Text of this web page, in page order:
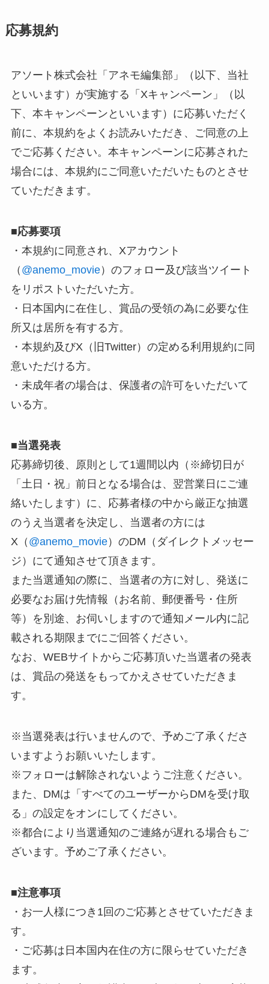
応募規約
アソート株式会社「アネモ編集部」（以下、当社
といいます）が実施する「Xキャンペーン」（以
下、本キャンペーンといいます）に応募いただく
前に、本規約をよくお読みいただき、ご同意の上
でご応募ください。本キャンペーンに応募された
場合には、本規約にご同意いただいたものとさせ
ていただきます。
■応募要項
・本規約に同意され、Xアカウント
（ @anemo_movie）のフォロー及び該当ツイート
をリポストいただいた方。
・日本国内に在住し、賞品の受領の為に必要な住
所又は居所を有する方。
・本規約及びX（旧Twitter）の定める利用規約に同
意いただける方。
・未成年者の場合は、保護者の許可をいただいて
いる方。
■当選発表
応募締切後、原則として1週間以内（※締切日が
「土日・祝」前日となる場合は、翌営業日にご連
絡いたします）に、応募者様の中から厳正な抽選
のうえ当選者を決定し、当選者の方には
X（ @anemo_movie）のDM（ダイレクトメッセー
ジ）にて通知させて頂きます。
また当選通知の際に、当選者の方に対し、発送に
必要なお届け先情報（お名前、郵便番号・住所
等）を別途、お伺いしますので通知メール内に記
載される期限までにご回答ください。
なお、WEBサイトからご応募頂いた当選者の発表
は、賞品の発送をもってかえさせていただきま
す。
※当選発表は行いませんので、予めご了承くださ
いますようお願いいたします。
※フォローは解除されないようご注意ください。
また、DMは「すべてのユーザーからDMを受け取
る」の設定をオンにしてください。
※都合により当選通知のご連絡が遅れる場合もご
ざいます。予めご了承ください。
■注意事項
・お一人様につき1回のご応募とさせていただきま
す。
・ご応募は日本国内在住の方に限らせていただき
ます。